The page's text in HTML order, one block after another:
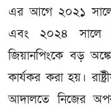
এর আগে ২০২১ সালে
এবং ২০২৪ সালে
জিয়ানপিংকে বড়
কার্যকর করা হয়।
আদালতে নিজের